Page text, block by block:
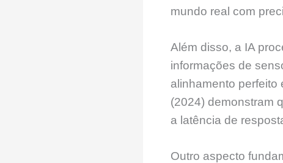
mundo real com
Além disso, a IA
informações de
alinhamento perfeito
(2024) demonstram
a latência de
Outro aspecto